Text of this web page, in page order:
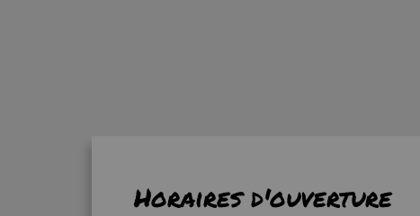
Horaires d'ouverture